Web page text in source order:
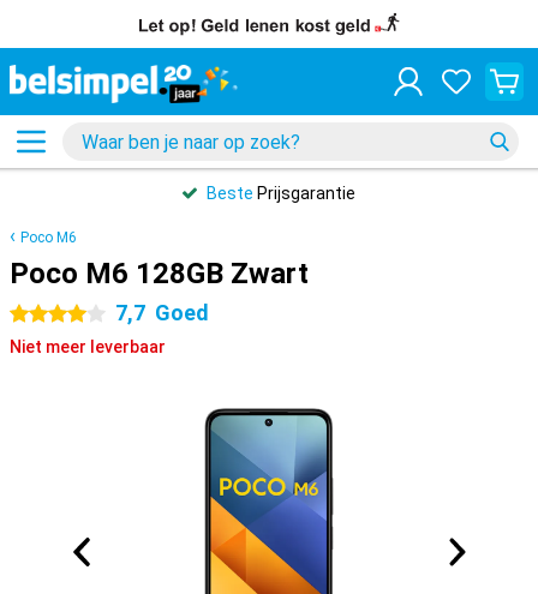
Beste Prijsgarantie
Poco M6
Poco M6 128GB Zwart
4 sterren 7,7 Goed
Niet meer leverbaar